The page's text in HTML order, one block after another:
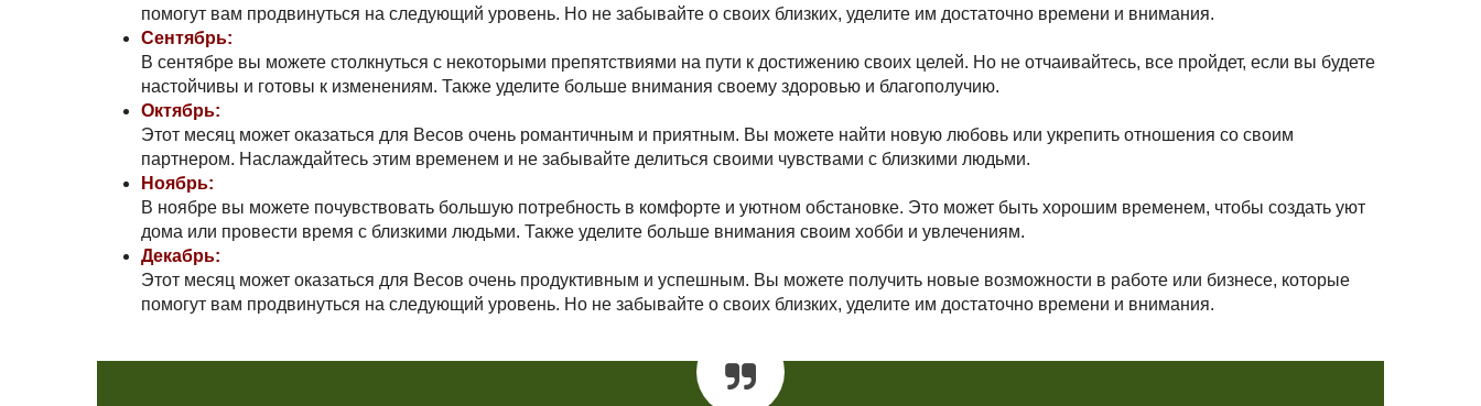
помогут вам продвинуться на следующий уровень. Но не забывайте о своих близких, уделите им достаточно времени и внимания.
Сентябрь:
В сентябре вы можете столкнуться с некоторыми препятствиями на пути к достижению своих целей. Но не отчаивайтесь, все пройдет, если вы будете
настойчивы и готовы к изменениям. Также уделите больше внимания своему здоровью и благополучию.
Октябрь:
Этот месяц может оказаться для Весов очень романтичным и приятным. Вы можете найти новую любовь или укрепить отношения со своим
партнером. Наслаждайтесь этим временем и не забывайте делиться своими чувствами с близкими людьми.
Ноябрь:
В ноябре вы можете почувствовать большую потребность в комфорте и уютном обстановке. Это может быть хорошим временем, чтобы создать уют
дома или провести время с близкими людьми. Также уделите больше внимания своим хобби и увлечениям.
Декабрь:
Этот месяц может оказаться для Весов очень продуктивным и успешным. Вы можете получить новые возможности в работе или бизнесе, которые
помогут вам продвинуться на следующий уровень. Но не забывайте о своих близких, уделите им достаточно времени и внимания.